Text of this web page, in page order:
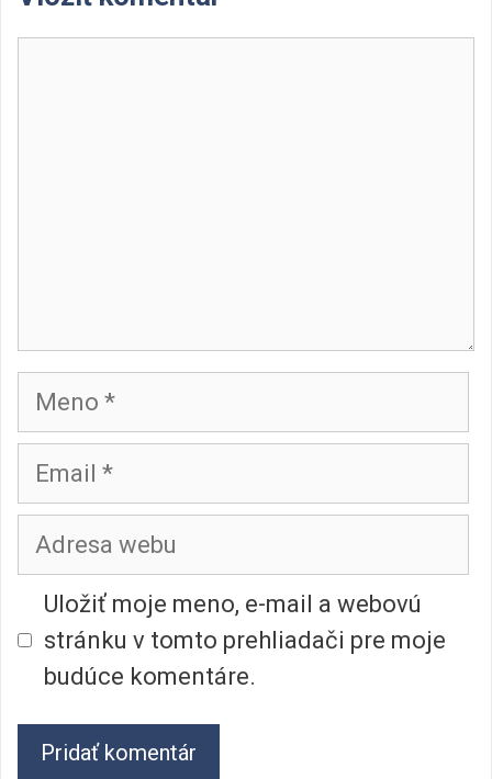
Meno
Email
Adresa
webu
Uložiť moje meno, e-mail a webovú
stránku v tomto prehliadači pre moje
budúce komentáre.